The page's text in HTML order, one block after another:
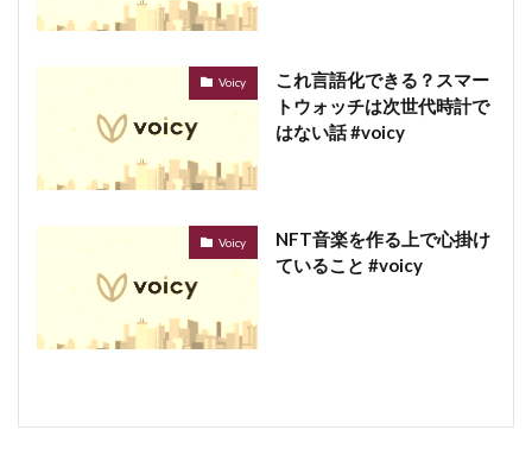
Voicy
これ言語化できる？スマー
トウォッチは次世代時計で
はない話 #voicy
Voicy
NFT音楽を作る上で心掛け
ていること #voicy